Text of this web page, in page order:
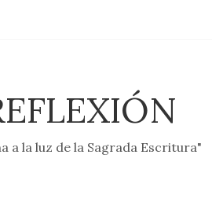
a la luz de la Sagrada Escritura"